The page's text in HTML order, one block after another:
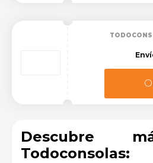
Descubre
Todoconsolas: